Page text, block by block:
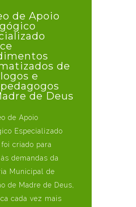
de Apoio
de
e
de Deus
de Apoio
Especializado
foi criado para
demandas da
Municipal de
de Madre de Deus,
cada vez mais